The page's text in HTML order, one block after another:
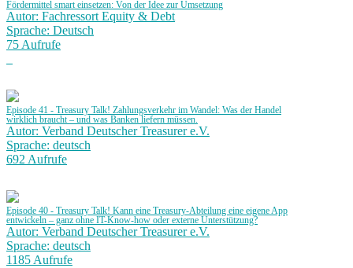
Fördermittel smart einsetzen: Von der Idee zur Umsetzung
Autor: Fachressort Equity & Debt
Sprache: Deutsch
75 Aufrufe
Episode 41 - Treasury Talk! Zahlungsverkehr im Wandel: Was der Handel
wirklich braucht – und was Banken liefern müssen.
Autor: Verband Deutscher Treasurer e.V.
Sprache: deutsch
692 Aufrufe
Episode 40 - Treasury Talk! Kann eine Treasury-Abteilung eine eigene App
entwickeln – ganz ohne IT-Know-how oder externe Unterstützung?
Autor: Verband Deutscher Treasurer e.V.
Sprache: deutsch
1185 Aufrufe